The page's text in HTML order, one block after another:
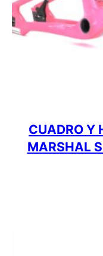
CUADRO Y
MARSHAL